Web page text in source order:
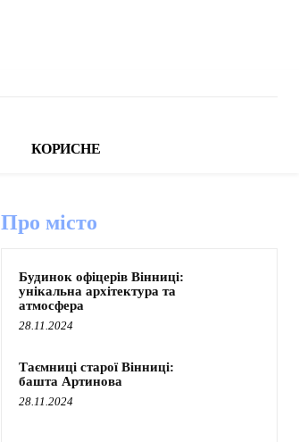
КОРИСНЕ
Про місто
Будинок офіцерів Вінниці:
унікальна архітектура та
атмосфера
28.11.2024
Таємниці старої Вінниці:
башта Артинова
28.11.2024